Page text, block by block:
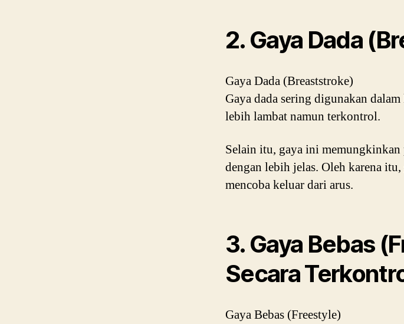
2. Gaya Dada
Gaya Dada (Breaststroke)
Gaya dada sering digunakan
lebih lambat namun terkontrol.
Selain itu, gaya ini
dengan lebih jelas. Oleh karena
mencoba keluar dari arus.
3. Gaya Bebas
Secara
Gaya Bebas (Freestyle)